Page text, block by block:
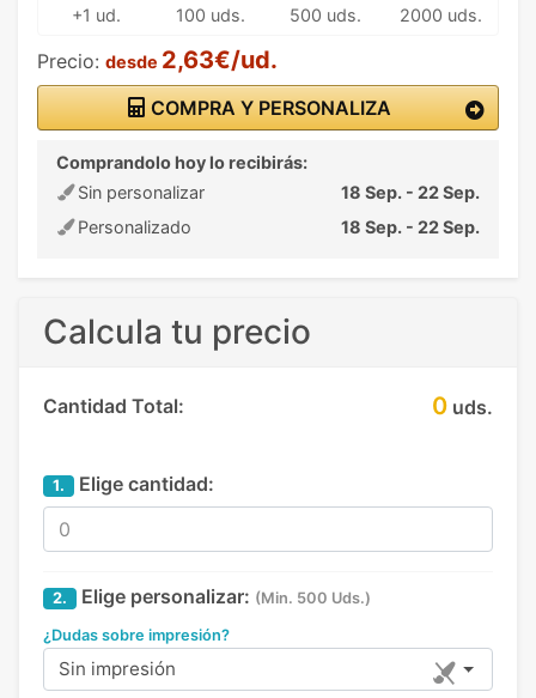
+1 ud. 100 uds. 500 uds. 2000 uds.
Precio: desde 2,63€/ud.
COMPRA Y PERSONALIZA
Comprandolo hoy lo recibirás:
Sin personalizar
18 Sep. - 22 Sep.
Personalizado
18 Sep. - 22 Sep.
Calcula tu precio
Cantidad Total: 0 uds.
1. Elige cantidad:
2. Elige personalizar: (Min. 500 Uds.)
¿Dudas sobre impresión?
Sin impresión